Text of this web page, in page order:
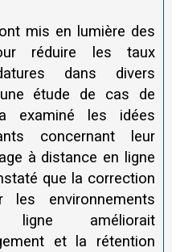
mis en lumière des
réduire les taux
dans divers
étude de cas de
examiné les idées
concernant leur
à distance en ligne
que la correction
environnements
ligne améliorait
et la rétention